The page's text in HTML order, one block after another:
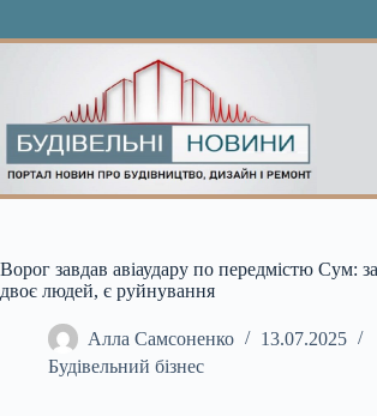
Ворог завдав авіаудару по передмістю Сум:
двоє людей, є руйнування
Алла Самсоненко
13.07.2025
Будівельний бізнес